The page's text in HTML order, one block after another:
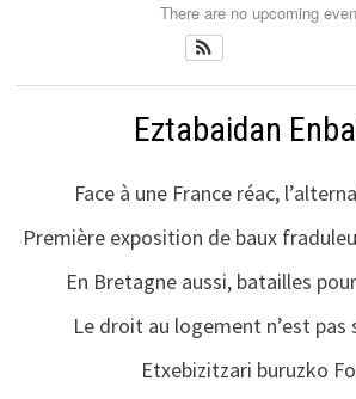
There are no upcoming
Eztabaidan
Face à une France réac,
Première exposition de baux
En Bretagne aussi, batailles
Le droit au logement n’est pas
Etxebizitzari buruzko